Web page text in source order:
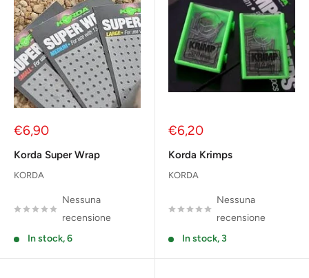
Prezzo
€6,90
Korda Super Wrap
KORDA
Nessuna
recensione
In stock, 6
Prezzo
€6,20
Korda Krimps
KORDA
Nessuna
recensione
In stock, 3